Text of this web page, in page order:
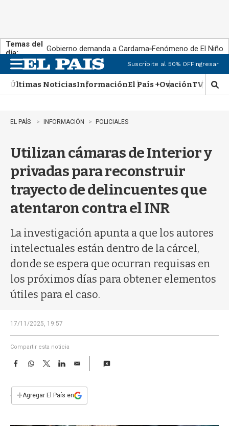
Temas del
día:
Gobierno demanda a Cardama Fenómeno de El Niño
n
u
Suscribite al 50% OFFIngresar
Últimas NoticiasInformaciónEl País +OvaciónTV Show
M
o
EL PAÍS INFORMACIÓN POLICIALES
Utilizan cámaras de Interior y
privadas para reconstruir
trayecto de delincuentes que
atentaron contra el INR
La investigación apunta a que los autores
intelectuales están dentro de la cárcel,
donde se espera que ocurran requisas en
los próximos días para obtener elementos
útiles para el caso.
17/11/2025, 19:57
Compartir esta noticia
F
e
b
W
s
T
w
t
L
E
i
l
+Agregar El País en